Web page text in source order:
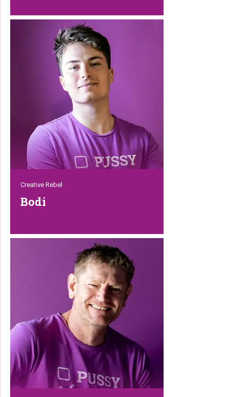
het initiatief en kan overal bij Petrebels
worden ingezet. Hij houdt net zo veel van
het filmen en bewerken van video’s als hij
er een hekel aan heeft om
gefotografeerd te worden. Als je Stefan
zoekt, is hij waarschijnlijk een kat aan het
aaien of aan het gamen, soms zelfs
Creative Rebel
Bodi
Weet alles van social media,
videobewerking en grafisch design. Met
veel enthousiasme neemt Bodi alles
onder de loep om zo Petrebels de meest
moderne uitstraling te geven die het
verdient. Als hij niet bezig is met de
uitstraling van Petrebels, is hij bezig met
het ontwerpen van schitterende nieuwe
krabpalen.